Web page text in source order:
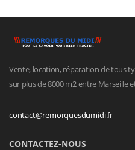
Vente, location, réparation de tous
sur plus de 8000 m2 entre Marseille
contact@remorquesdumidi.fr
CONTACTEZ-NOUS